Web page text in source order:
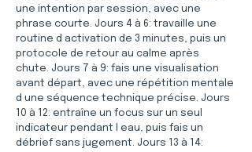
une intention par session, avec une
phrase courte. Jours 4 à 6: travaille une
routine d activation de 3 minutes, puis un
protocole de retour au calme après
chute. Jours 7 à 9: fais une visualisation
avant départ, avec une répétition mentale
d une séquence technique précise. Jours
10 à 12: entraîne un focus sur un seul
indicateur pendant l eau, puis fais un
débrief sans jugement. Jours 13 à 14: